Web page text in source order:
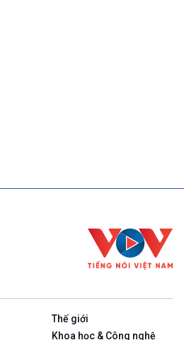
Thế giới
Khoa học & Công nghệ